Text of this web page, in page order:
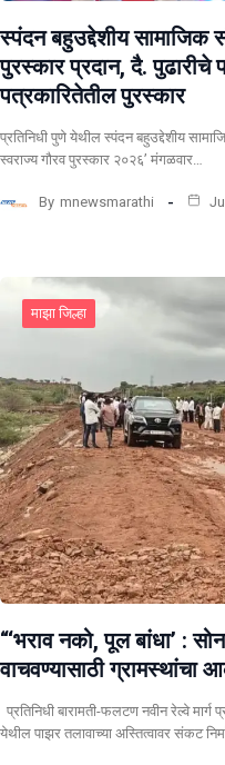
स्पंदन बहुउद्देशीय सामाजिक
पुरस्कार प्रदान, दै. पुढारीचे
पत्रकारितेतील पुरस्कार
प्रतिनिधी पुणे येथील स्पंदन बहुउद्देशीय
स्वराज्य गौरव पुरस्कार २०२६’ मंगळवार…
By mnewsmarathi
माझा जिल्हा
“‘भराव नको, पूल बांधा’ :
वाचवण्यासाठी ग्रामस्थांचा
प्रतिनिधी बारामती-फलटण नवीन रेल्वे मार्ग
येथील पाझर तलावाच्या अस्तित्वावर संकट